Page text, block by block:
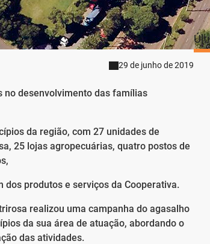
29 de junho de 2019
no desenvolvimento das famílias
da região, com 27 unidades de
25 lojas agropecuárias, quatro postos de
produtos e serviços da Cooperativa.
realizou uma campanha do agasalho
da sua área de atuação, abordando o
das atividades.